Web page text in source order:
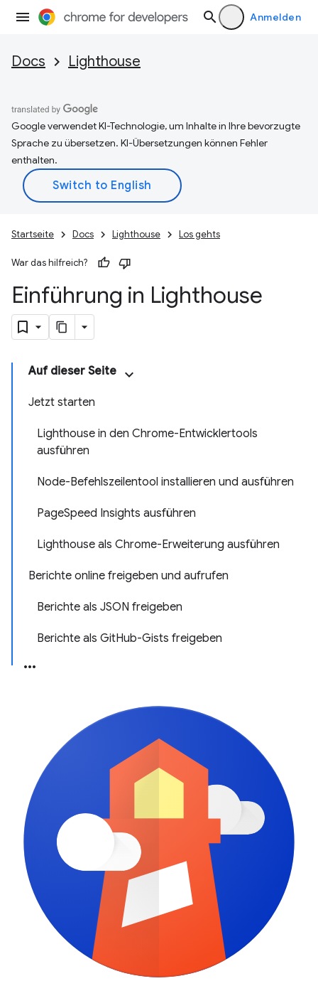
Anmelden
Docs Lighthouse
Google verwendet KI-Technologie, um Inhalte in Ihre bevorzugte
Sprache zu übersetzen. KI-Übersetzungen können Fehler
enthalten.
Startseite Docs Lighthouse Los gehts
War das hilfreich?
Einführung in Lighthouse
Auf dieser Seite
Jetzt starten
Lighthouse in den Chrome-Entwicklertools
ausführen
Node-Befehlszeilentool installieren und ausführen
PageSpeed Insights ausführen
Lighthouse als Chrome-Erweiterung ausführen
Berichte online freigeben und aufrufen
Berichte als JSON freigeben
Berichte als GitHub-Gists freigeben